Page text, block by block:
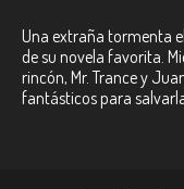
Una extraña tormenta
de su novela favorita.
rincón, Mr. Trance y
fantásticos para